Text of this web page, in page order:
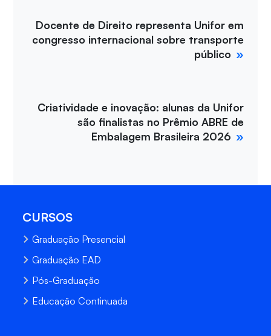
Docente de Direito representa Unifor em
congresso internacional sobre transporte
público
Criatividade e inovação: alunas da Unifor
são finalistas no Prêmio ABRE de
Embalagem Brasileira 2026
CURSOS
Graduação Presencial
Graduação EAD
Pós-Graduação
Educação Continuada